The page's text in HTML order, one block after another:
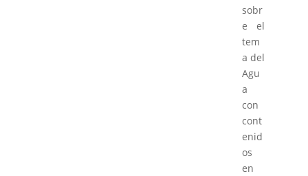
sobr
e el
tem
a del
Agu
a
con
cont
enid
os
en